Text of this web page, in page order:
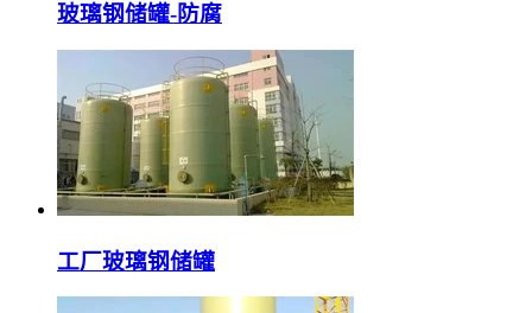
玻璃钢储罐-防腐
工厂玻璃钢储罐